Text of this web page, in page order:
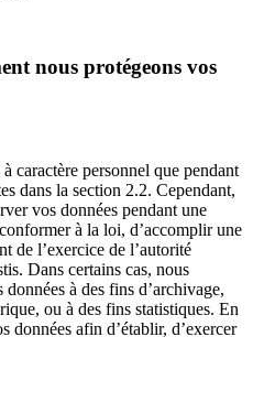
nous protégeons vos
caractère personnel que pendant
dans la section 2.2. Cependant,
vos données pendant une
à la loi, d’accomplir une
de l’exercice de l’autorité
Dans certains cas, nous
à des fins d’archivage,
ou à des fins statistiques. En
données afin d’établir, d’exercer